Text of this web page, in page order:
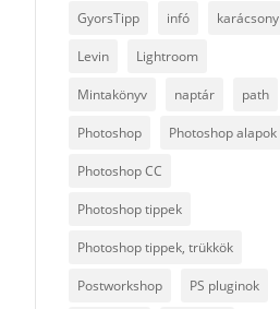
GyorsTipp infó karácsony
Levin Lightroom
Mintakönyv naptár path
Photoshop Photoshop alapok
Photoshop CC
Photoshop tippek
Photoshop tippek, trükkök
Postworkshop PS pluginok